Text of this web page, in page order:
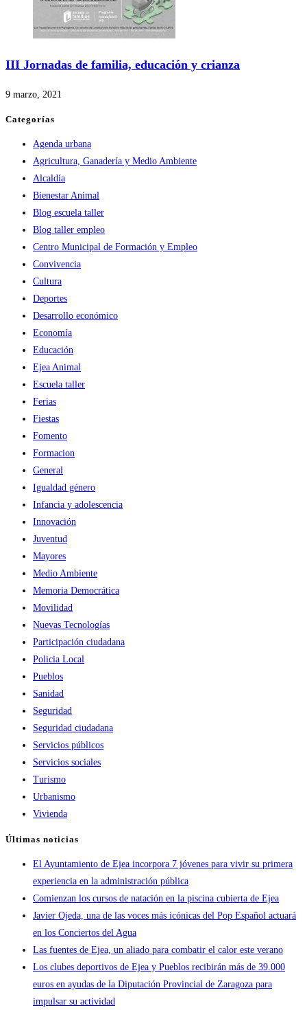
III Jornadas de familia, educación y crianza
9 marzo, 2021
Categorías
Agenda urbana
Agricultura, Ganadería y Medio Ambiente
Alcaldía
Bienestar Animal
Blog escuela taller
Blog taller empleo
Centro Municipal de Formación y Empleo
Convivencia
Cultura
Deportes
Desarrollo económico
Economía
Educación
Ejea Animal
Escuela taller
Ferias
Fiestas
Fomento
Formacion
General
Igualdad género
Infancia y adolescencia
Innovación
Juventud
Mayores
Medio Ambiente
Memoria Democrática
Movilidad
Nuevas Tecnologías
Participación ciudadana
Policia Local
Pueblos
Sanidad
Seguridad
Seguridad ciudadana
Servicios públicos
Servicios sociales
Turismo
Urbanismo
Vivienda
Últimas noticias
El Ayuntamiento de Ejea incorpora 7 jóvenes para vivir su primera
experiencia en la administración pública
Comienzan los cursos de natación en la piscina cubierta de Ejea
Javier Ojeda, una de las voces más icónicas del Pop Español actuará
en los Conciertos del Agua
Las fuentes de Ejea, un aliado para combatir el calor este verano
Los clubes deportivos de Ejea y Pueblos recibirán más de 39.000
euros en ayudas de la Diputación Provincial de Zaragoza para
impulsar su actividad